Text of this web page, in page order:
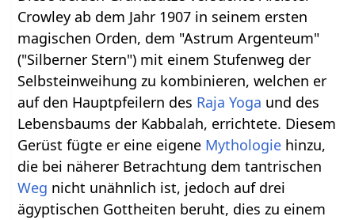
Crowley ab dem Jahr 1907 in seinem ersten
magischen Orden, dem "Astrum Argenteum"
("Silberner Stern") mit einem Stufenweg der
Selbsteinweihung zu kombinieren, welchen er
auf den Hauptpfeilern des Raja Yoga und des
Lebensbaums der Kabbalah, errichtete. Diesem
Gerüst fügte er eine eigene Mythologie hinzu,
die bei näherer Betrachtung dem tantrischen
Weg nicht unähnlich ist, jedoch auf drei
ägyptischen Gottheiten beruht, dies zu einem